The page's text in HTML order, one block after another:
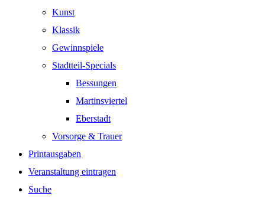
Kunst
Klassik
Gewinnspiele
Stadtteil-Specials
Bessungen
Martinsviertel
Eberstadt
Vorsorge & Trauer
Printausgaben
Veranstaltung eintragen
Suche